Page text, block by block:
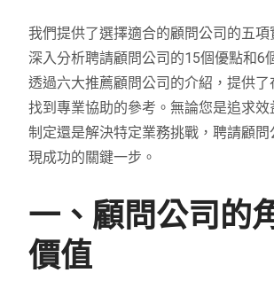
我們提供了選擇適合的顧問公司的五項
深入分析聘請顧問公司的15個優點和6
透過六大推薦顧問公司的介紹，提供了
找到專業協助的參考。無論您是追求
制定還是解決特定業務挑戰，聘請顧
現成功的關鍵一步。
一、顧問公司的
價值